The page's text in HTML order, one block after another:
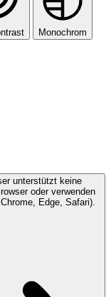
Monochrom
unterstützt keine
oder verwenden
Edge, Safari).